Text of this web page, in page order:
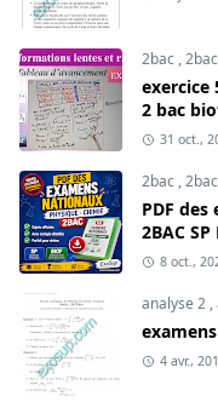
2bac,
exercice
2 bac
31 oct.,
2bac,
PDF
2BAC SP
8 oct.,
analyse 2,
4 avr.,